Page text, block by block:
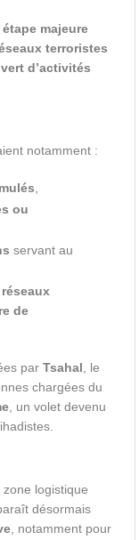
étape majeure
terroristes
d’activités
notamment :
ou
servant au
de
parTsahal , le
chargées du
, un volet devenu
zone logistique
désormais
, notamment pour